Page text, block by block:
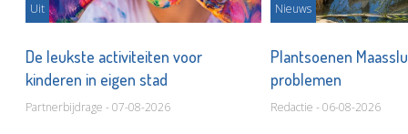
Uit
De leukste activiteiten voor
kinderen in eigen stad
Partnerbijdrage - 07-08-2026
Nieuws
Plantsoenen
problemen
Redactie - 06-08-2026